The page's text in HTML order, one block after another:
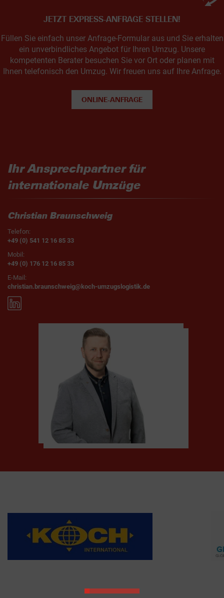
JETZT EXPRESS-ANFRAGE STELLEN!
Füllen Sie einfach unser Anfrage-Formular aus und Sie erhalten
ein unverbindliches Angebot für Ihren Umzug. Unsere
kompetenten Berater besuchen Sie vor Ort oder planen mit
Ihnen telefonisch den Umzug. Wir freuen uns auf Ihre Anfrage.
ONLINE-ANFRAGE
Ihr Ansprechpartner für
internationale Umzüge
Christian Braunschweig
Telefon:
+49 (0) 541 12 16 85 33
Mobil:
+49 (0) 176 12 16 85 33
E-Mail:
christian.braunschweig@koch-umzugslogistik.de